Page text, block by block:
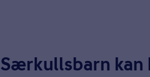
Særkullsbarn kan